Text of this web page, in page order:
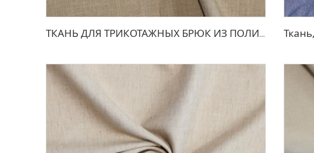
ТКАНЬ ДЛЯ ТРИКОТАЖНЫХ БРЮК ИЗ ПОЛИЭСТЕРА И ВИСКОЗЫ